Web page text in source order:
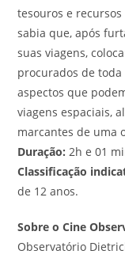
tesouros e
sabia que, após
suas viagens,
procurados de
aspectos que
viagens espaciais,
marcantes de uma
Duração: 2h e 01
Classificação
de 12 anos.
Sobre o Cine
Observatório